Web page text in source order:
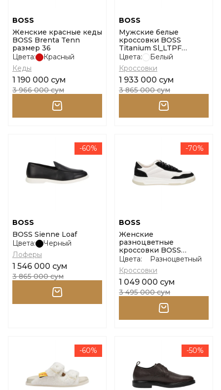
BOSS
Женские красные кеды
BOSS Brenta Tenn
размер 36
Цвета:
Красный
Кеды
1 190 000 сум
3 966 000 сум
BOSS
Мужские белые
кроссовки BOSS
Titanium Sl_LTPF
размер 39
Цвета:
Белый
Кроссовки
1 933 000 сум
3 865 000 сум
-60%
BOSS
BOSS Sienne Loaf
Цвета:
Черный
Лоферы
1 546 000 сум
3 865 000 сум
-70%
BOSS
Женские
разноцветные
кроссовки BOSS
Baltimore размер 37
Цвета:
Разноцветный
Кроссовки
1 049 000 сум
3 495 000 сум
-60% -50%